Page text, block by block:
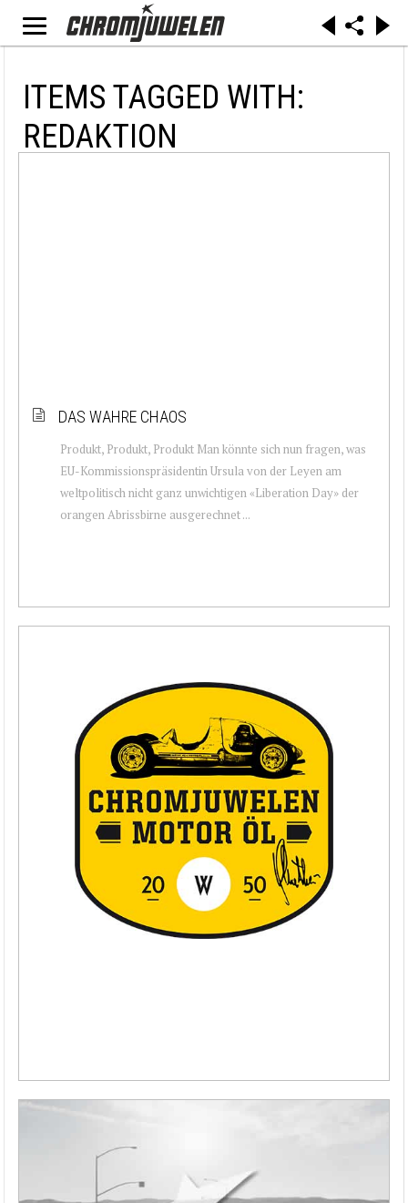
ITEMS TAGGED WITH:
REDAKTION
DAS WAHRE CHAOS
Produkt, Produkt, Produkt Man könnte sich nun fragen, was
EU-Kommissionspräsidentin Ursula von der Leyen am
weltpolitisch nicht ganz unwichtigen «Liberation Day» der
orangen Abrissbirne ausgerechnet ...